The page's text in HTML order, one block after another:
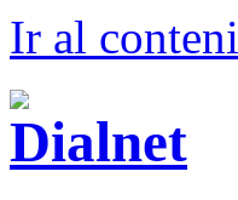
Ir al conteni